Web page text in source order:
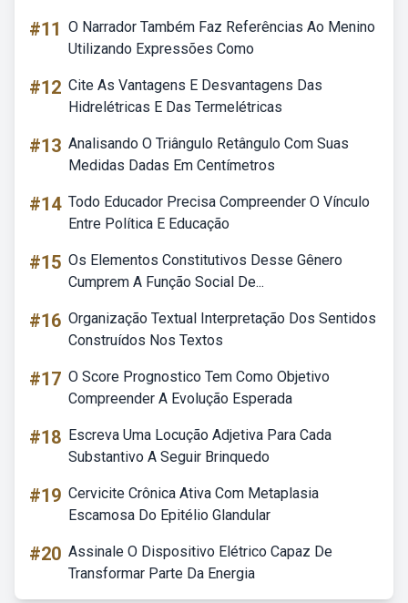
#11 O Narrador Também Faz Referências Ao Menino
Utilizando Expressões Como
#12 Cite As Vantagens E Desvantagens Das
Hidrelétricas E Das Termelétricas
#13 Analisando O Triângulo Retângulo Com Suas
Medidas Dadas Em Centímetros
#14 Todo Educador Precisa Compreender O Vínculo
Entre Política E Educação
#15 Os Elementos Constitutivos Desse Gênero
Cumprem A Função Social De...
#16 Organização Textual Interpretação Dos Sentidos
Construídos Nos Textos
#17 O Score Prognostico Tem Como Objetivo
Compreender A Evolução Esperada
#18 Escreva Uma Locução Adjetiva Para Cada
Substantivo A Seguir Brinquedo
#19 Cervicite Crônica Ativa Com Metaplasia
Escamosa Do Epitélio Glandular
#20 Assinale O Dispositivo Elétrico Capaz De
Transformar Parte Da Energia